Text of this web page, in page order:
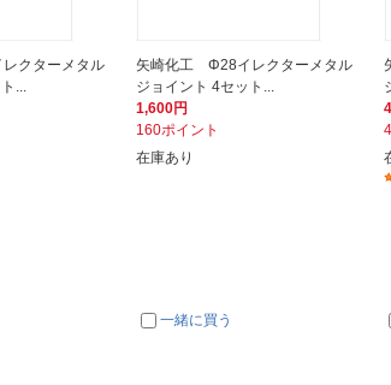
クターメタル
...
矢崎化工 Φ28イレクターメタル
ジョイント 4セット...
1,600円
160ポイント
在庫あり
一緒に買う